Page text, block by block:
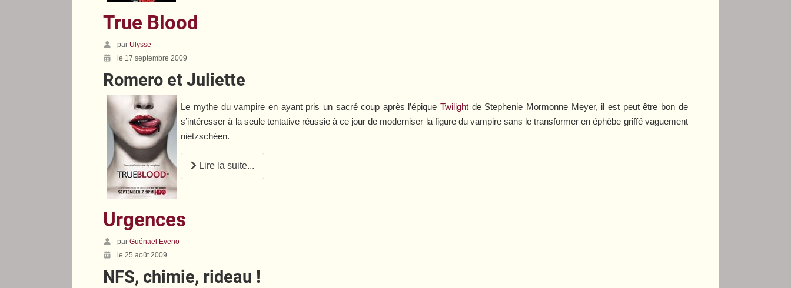
True Blood
par Ulysse
le 17 septembre 2009
Romero et Juliette
Le mythe du vampire en ayant pris un sacré coup après l’épiqueTwilight de Stephenie Mormonne Meyer, il est peut être bon de
s’intéresser à la seule tentative réussie à ce jour de moderniser la figure du vampire sans le transformer en éphèbe griffé vaguement
nietzschéen.
Lire la suite...
Urgences
parGuénaël Eveno
le 25 août 2009
NFS, chimie, rideau !